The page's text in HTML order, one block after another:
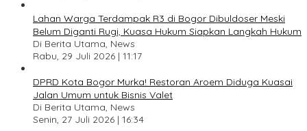
Lahan Warga Terdampak R3 di Bogor Dibuldoser Meski
Belum Diganti Rugi, Kuasa Hukum Siapkan Langkah Hukum
Di Berita Utama, News
Rabu, 29 Juli 2026 | 11:17
DPRD Kota Bogor Murka! Restoran Aroem Diduga Kuasai
Jalan Umum untuk Bisnis Valet
Di Berita Utama, News
Senin, 27 Juli 2026 | 16:34